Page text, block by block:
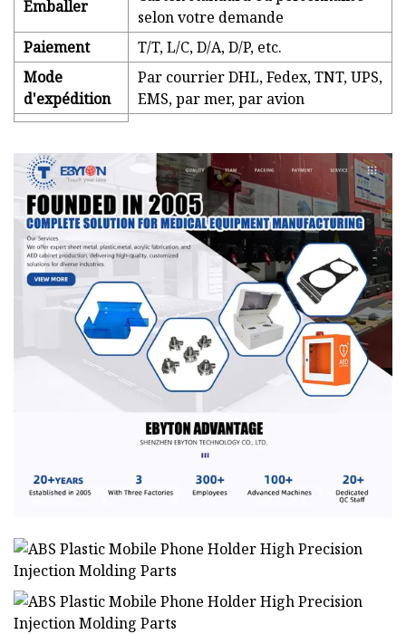
Emballer
selon votre demande
Paiement
T/T, L/C, D/A, D/P, etc.
Mode
d'expédition
Par courrier DHL, Fedex, TNT, UPS,
EMS, par mer, par avion